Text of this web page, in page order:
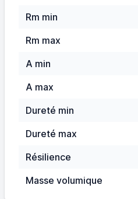
Rm min
Rm max
A min
A max
Dureté min
Dureté max
Résilience
Masse volumique